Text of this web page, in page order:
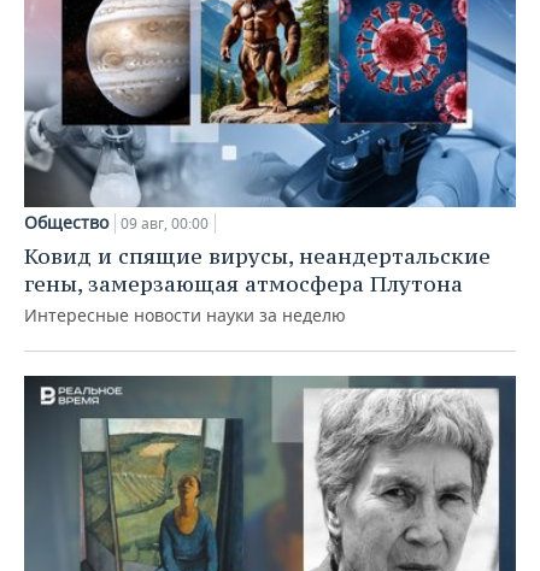
Общество 09 авг, 00:00
Ковид и спящие вирусы, неандертальские
гены, замерзающая атмосфера Плутона
Интересные новости науки за неделю